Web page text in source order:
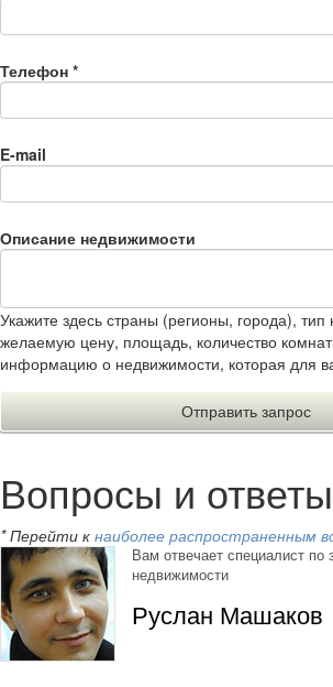
Телефон *
E-mail
Описание недвижимости
Укажите здесь страны (регионы, города),
желаемую цену, площадь, количество
информацию о недвижимости, которая для
Вопросы и ответы
* Перейти к наиболее распространенным
Вам отвечает специалист по
недвижимости
Руслан Машаков